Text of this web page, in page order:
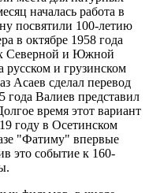
началась работа в
посвятили 100-летию
в октябре 1958 года
Северной и Южной
и грузинском
Асаев сделал перевод
года Валиев представил
время этот вариант
году в Осетинском
"Фатиму" впервые
это событие к 160-